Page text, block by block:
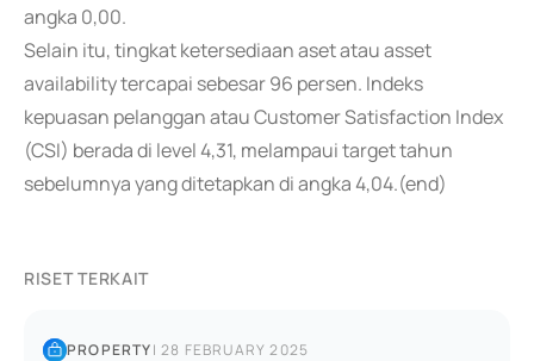
angka 0,00.
Selain itu, tingkat ketersediaan aset atau asset
availability tercapai sebesar 96 persen. Indeks
kepuasan pelanggan atau Customer Satisfaction Index
(CSI) berada di level 4,31, melampaui target tahun
sebelumnya yang ditetapkan di angka 4,04.(end)
RISET TERKAIT
PROPERTY|28 FEBRUARY 2025